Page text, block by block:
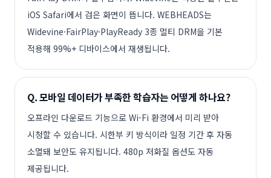
iOS Safari에서 검은 화면이 뜹니다. WEBHEADS는
Widevine·FairPlay·PlayReady 3종 멀티 DRM을 기본
적용해 99%+ 디바이스에서 재생됩니다.
Q.모바일 데이터가 부족한 학습자는 어떻게 하나요?
오프라인 다운로드 기능으로 Wi-Fi 환경에서 미리 받아
시청할 수 있습니다. 시한부 키 방식이라 일정 기간 후 자동
소멸돼 보안도 유지됩니다. 480p 저화질 옵션도 자동
제공됩니다.